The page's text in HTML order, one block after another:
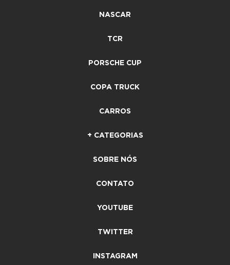
NASCAR
TCR
PORSCHE CUP
COPA TRUCK
CARROS
+ CATEGORIAS
SOBRE NÓS
CONTATO
YOUTUBE
TWITTER
INSTAGRAM